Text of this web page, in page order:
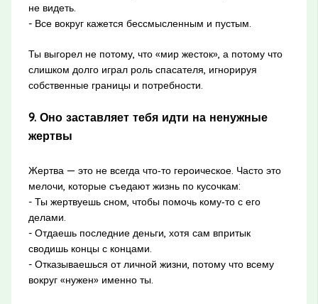
не видеть.
- Все вокруг кажется бессмысленным и пустым.
Ты выгорел не потому, что «мир жесток», а потому что
слишком долго играл роль спасателя, игнорируя
собственные границы и потребности.
9. Оно заставляет тебя идти на ненужные
жертвы
Жертва — это не всегда что‑то героическое. Часто это
мелочи, которые съедают жизнь по кусочкам:
- Ты жертвуешь сном, чтобы помочь кому‑то с его
делами.
- Отдаешь последние деньги, хотя сам впритык
сводишь концы с концами.
- Отказываешься от личной жизни, потому что всему
вокруг «нужен» именно ты.